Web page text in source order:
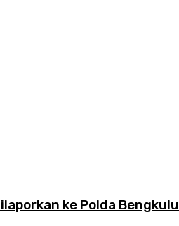
ke Polda Bengkulu